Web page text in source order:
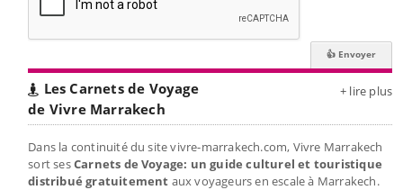
Les Carnets de Voyage
de Vivre Marrakech
+ lire plus
Dans la continuité du site vivre-marrakech.com, Vivre Marrakech
sort sesCarnets de Voyage: un guide culturel et touristique
distribué gratuitement aux voyageurs en escale à Marrakech.